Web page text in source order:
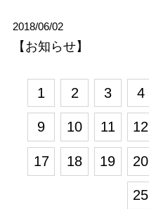
2018/06/02
【お知らせ】
1 2 3 4
9 10 11 12
17 18 19 20
25